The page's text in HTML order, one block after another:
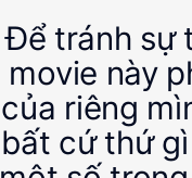
Để tránh sự
movie này
của riêng
bất cứ thứ